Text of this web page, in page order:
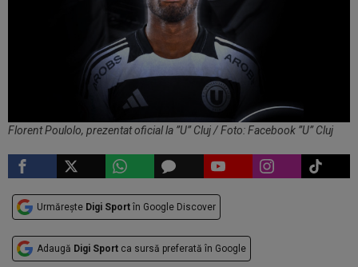
Florent Poulolo, prezentat oficial la ”U” Cluj / Foto: Facebook ”U” Cluj
Urmărește Digi Sport în Google Discover
Adaugă Digi Sport ca sursă preferată în Google